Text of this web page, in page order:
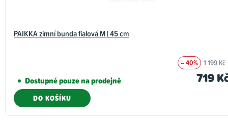
PAIKKA zimní bunda fialová M | 45 cm
Dostupné pouze na prodejně
– 40% 1 199 Kč
719
DO KOŠÍKU